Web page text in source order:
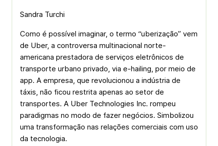
Sandra Turchi
Como é possível imaginar, o termo “uberização” vem
de Uber, a controversa multinacional norte-
americana prestadora de serviços eletrônicos de
transporte urbano privado, via e-hailing, por meio de
app. A empresa, que revolucionou a indústria de
táxis, não ficou restrita apenas ao setor de
transportes. A Uber Technologies Inc. rompeu
paradigmas no modo de fazer negócios. Simbolizou
uma transformação nas relações comerciais com uso
da tecnologia.